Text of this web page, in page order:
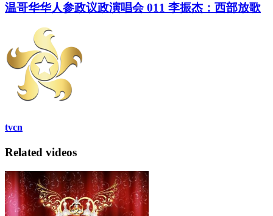
温哥华华人参政议政演唱会 011 李振杰：西部放歌
tvcn
Related videos